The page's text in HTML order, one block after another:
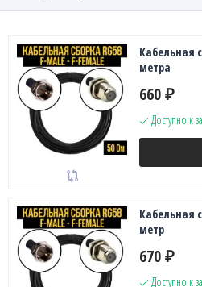
Кабельная
метра
660 ₽
Доступно к
Кабельная
метр
670 ₽
Доступно к